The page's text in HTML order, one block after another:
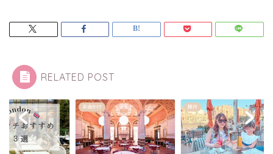
RELATED POST
旅行 レストラン